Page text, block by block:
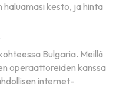
kesto, ja hinta
Bulgaria. Meillä
operaattoreiden kanssa
internet-